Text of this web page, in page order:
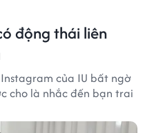
động thái liên
của IU bất ngờ
cho là nhắc đến bạn trai